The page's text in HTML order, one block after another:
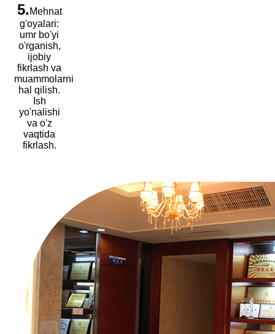
5. Mehnat
g'oyalari:
umr bo'yi
o'rganish,
ijobiy
fikrlash va
muammolarni
hal qilish.
Ish
yo'nalishi
va o'z
vaqtida
fikrlash.